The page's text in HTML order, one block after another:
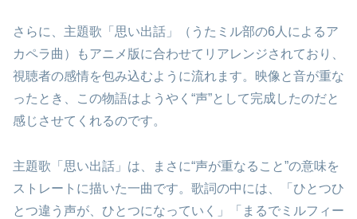
さらに、主題歌「思い出話」（うたミル部の6人によるア
カペラ曲）もアニメ版に合わせてリアレンジされており、
視聴者の感情を包み込むように流れます。映像と音が重な
ったとき、この物語はようやく“声”として完成したのだと
感じさせてくれるのです。
主題歌「思い出話」は、まさに“声が重なること”の意味を
ストレートに描いた一曲です。歌詞の中には、「ひとつひ
とつ違う声が、ひとつになっていく」「まるでミルフィー